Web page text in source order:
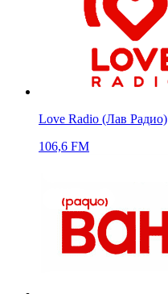
Love Radio (Лав Радио)
106,6 FM